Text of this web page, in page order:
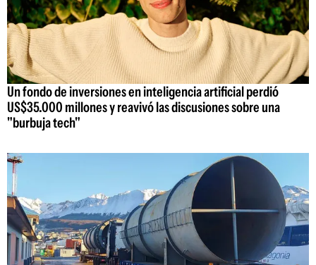
Un fondo de inversiones en inteligencia artificial perdió
US$35.000 millones y reavivó las discusiones sobre una
"burbuja tech"